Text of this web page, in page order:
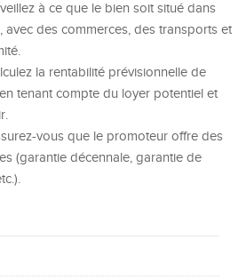
veillez à ce que le bien soit situé dans
avec des commerces, des transports et
la rentabilité prévisionnelle de
tenant compte du loyer potentiel et
vous que le promoteur offre des
(garantie décennale, garantie de